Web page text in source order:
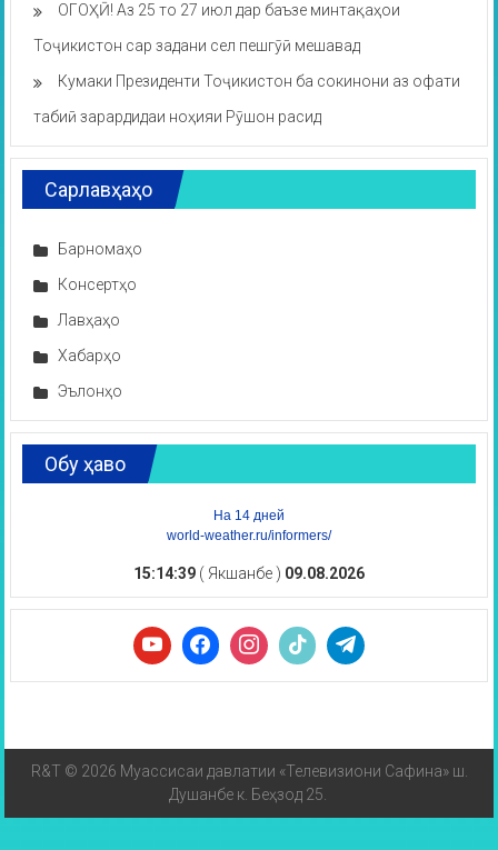
ОГОҲӢ! Аз 25 то 27 июл дар баъзе минтақаҳои
Тоҷикистон сар задани сел пешгӯӣ мешавад
Кумаки Президенти Тоҷикистон ба сокинони аз офати
табиӣ зарардидаи ноҳияи Рӯшон расид
Сарлавҳаҳо
Барномаҳо
Консертҳо
Лавҳаҳо
Хабарҳо
Эълонҳо
Обу ҳаво
На 14 дней
world-weather.ru/informers/
15:14:39 ( Якшанбе ) 09.08.2026
R&T © 2026 Муассисаи давлатии «Телевизиони Сафина» ш.
Душанбе к. Беҳзод 25.